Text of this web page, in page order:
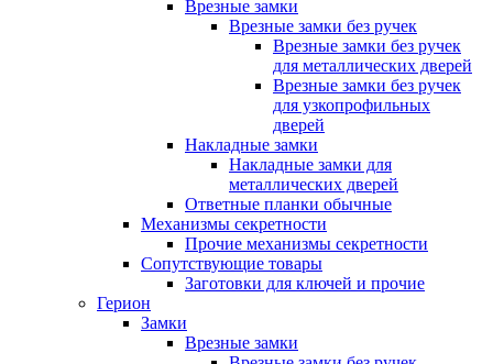
Врезные замки
Врезные замки без ручек
Врезные замки без ручек
для металлических дверей
Врезные замки без ручек
для узкопрофильных
дверей
Накладные замки
Накладные замки для
металлических дверей
Ответные планки обычные
Механизмы секретности
Прочие механизмы секретности
Сопутствующие товары
Заготовки для ключей и прочие
Герион
Замки
Врезные замки